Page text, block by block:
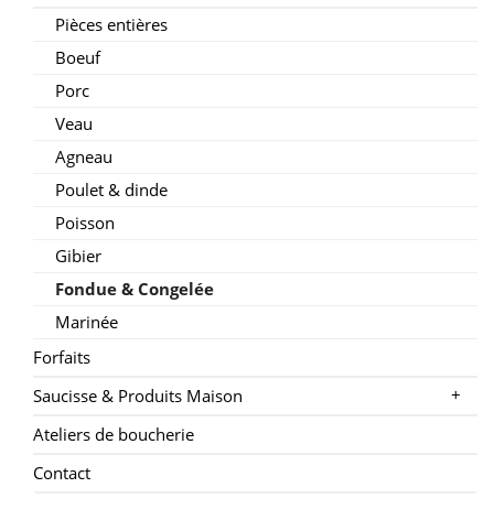
Pièces entières
Boeuf
Porc
Veau
Agneau
Poulet & dinde
Poisson
Gibier
Fondue & Congelée
Marinée
Forfaits
Saucisse & Produits Maison
+
Ateliers de boucherie
Contact